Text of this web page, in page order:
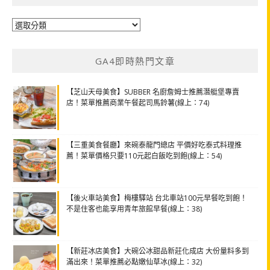
分
GA4即時熱門文章
【芝山天母美食】SUBBER 名廚詹姆士推薦潛艇堡專賣
店！菜單推薦商業午餐起司馬鈴薯(線上：74)
【三重美食餐廳】來碗泰龍門總店 平價好吃泰式料理推
薦！菜單價格只要110元起白飯吃到飽(線上：54)
【後火車站美食】梅樓驛站 台北車站100元早餐吃到飽！
不是住客也能享用青年旅館早餐(線上：38)
【新莊冰店美食】大碗公冰甜品新莊化成店 大份量料多到
滿出來！菜單推薦必點嫩仙草冰(線上：32)